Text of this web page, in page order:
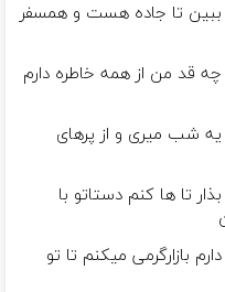
ببین تا جاده هست و همسفر
چه قد من از همه خاطره دارم
یه شب میرى و از پرهای
تا ها كنم دستاتو با
بازارگرمی میكنم تا تو